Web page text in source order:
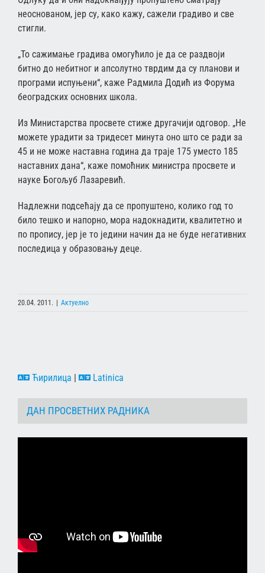
неоснованом, јер су, како кажу, сажели градиво и све
стигли.
„То сажимање градива омогућило је да се раздвоји
битно до небитног и апсолутно тврдим да су планови и
програми испуњени“, каже Радмила Додић из Форума
београдских основних школа.
Из Министарства просвете стиже другачији одговор. „Не
можете урадити за тридесет минута оно што се ради за
45 и не може наставна година да траје 175 уместо 185
наставних дана“, каже помоћник министра просвете и
науке Богољуб Лазаревић.
Надлежни подсећају да се пропуштено, колико год то
било тешко и напорно, мора надокнадити, квалитетно и
по пропису, јер је то једини начин да не буде негативних
последица у образовању деце.
20.04. 2011. | Актуелно
Ћирилица | Latinica
ДАН ПРОСВЕТНИХ РАДНИКА